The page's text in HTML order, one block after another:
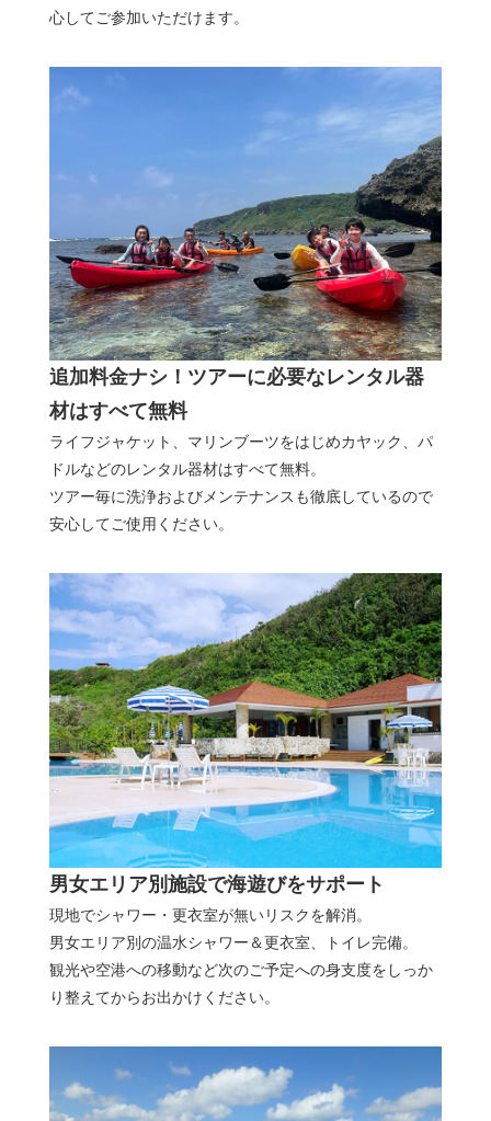
心してご参加いただけます。
追加料金ナシ！ツアーに必要なレンタル器
材はすべて無料
ライフジャケット、マリンブーツをはじめカヤック、パ
ドルなどのレンタル器材はすべて無料。
ツアー毎に洗浄およびメンテナンスも徹底しているので
安心してご使用ください。
男女エリア別施設で海遊びをサポート
現地でシャワー・更衣室が無いリスクを解消。
男女エリア別の温水シャワー＆更衣室、トイレ完備。
観光や空港への移動など次のご予定への身支度をしっか
り整えてからお出かけください。